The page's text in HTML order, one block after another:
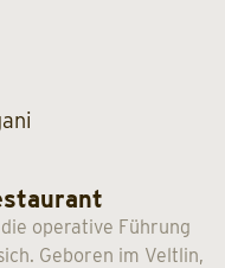
operative Führung
Geboren im Veltlin,